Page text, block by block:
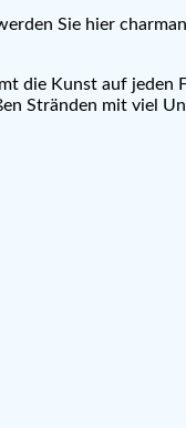
Sie hier
die Kunst auf jeden
Stränden mit viel